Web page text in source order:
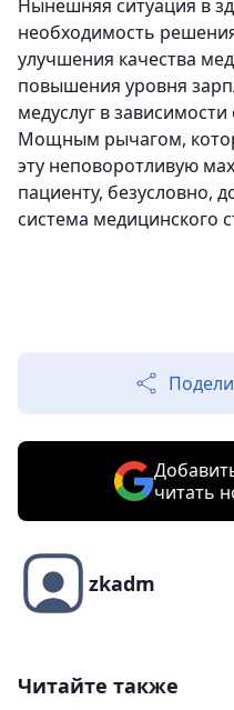
Нынешняя ситуация в
необходимость
улучшения качества
повышения уровня
медуслуг в
Мощным рычагом,
эту неповоротливую
пациенту, безусловно,
система медицинского
читать
zkadm
Читайте также